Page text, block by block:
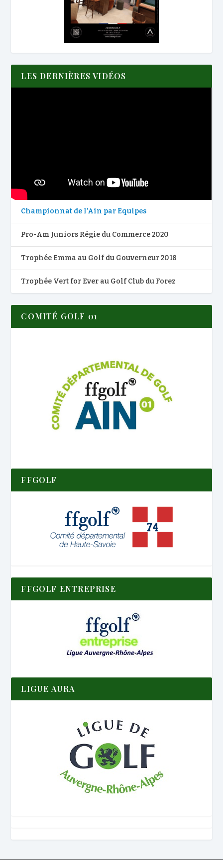
LES DERNIÈRES VIDÉOS
Championnat de l’Ain par Equipes
Pro-Am Juniors Régie du Commerce 2020
Trophée Emma au Golf du Gouverneur 2018
Trophée Vert for Ever au Golf Club du Forez
COMITÉ GOLF 01
FFGOLF
FFGOLF ENTREPRISE
LIGUE AURA